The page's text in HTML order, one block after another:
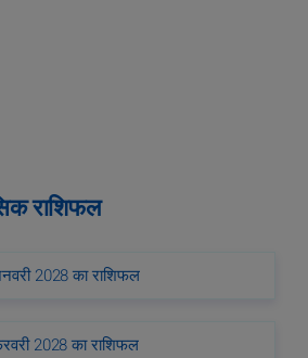
राशिफल
2028 का राशिफल
2028 का राशिफल